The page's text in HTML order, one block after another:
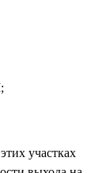
участках